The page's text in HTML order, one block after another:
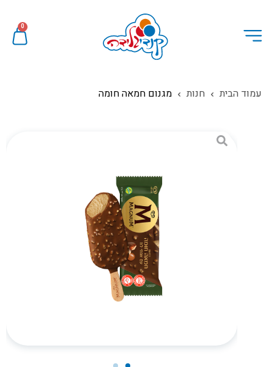
0
עמוד הבית חנות מגנום חמאה חומה